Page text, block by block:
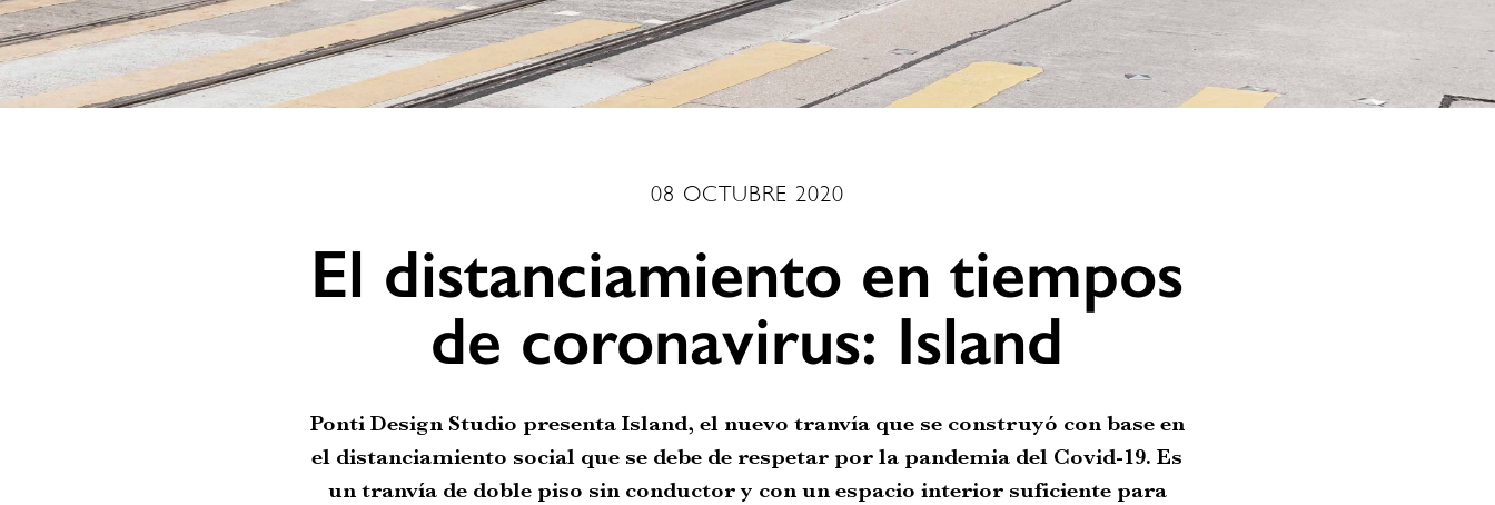
08 OCTUBRE 2020
El distanciamiento en tiempos
de coronavirus: Island
Ponti Design Studio presenta Island, el nuevo tranvía que se construyó con base en
el distanciamiento social que se debe de respetar por la pandemia del Covid-19. Es
un tranvía de doble piso sin conductor y con un espacio interior suficiente para